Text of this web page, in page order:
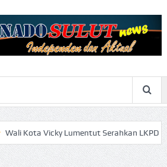
Lumentut Serahkan LKPD 2019